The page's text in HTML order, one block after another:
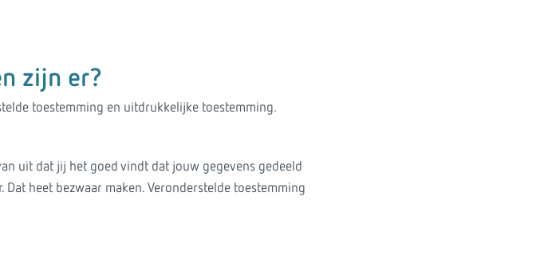
zijn er?
toestemming en uitdrukkelijke toestemming.
uit dat jij het goed vindt dat jouw gegevens gedeeld
heet bezwaar maken. Veronderstelde toestemming